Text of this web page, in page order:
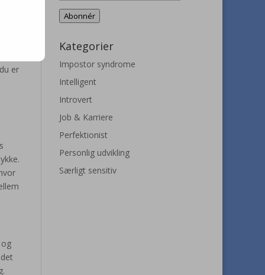
er
adresse
Abonnér
Kategorier
Impostor syndrome
Intelligent
Introvert
Job & Karriere
Perfektionist
Personlig udvikling
Særligt sensitiv